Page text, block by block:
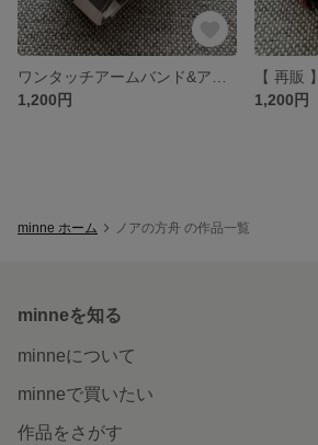
1,200円
1,200円
minne ホーム ノアの方舟 の作品一覧
minneを知る
minneについて
minneで買いたい
作品をさがす